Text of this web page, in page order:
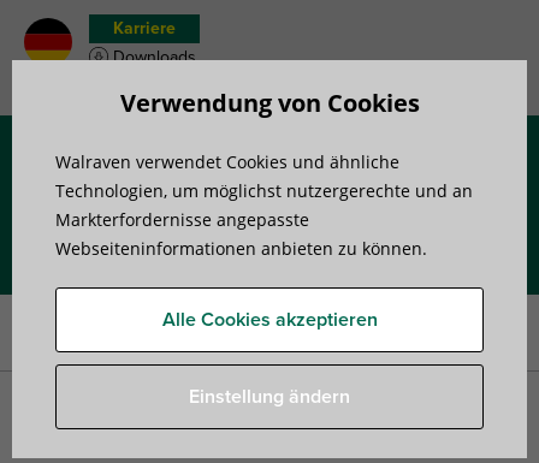
Karriere
Downloads
Yeti® 335 Gelenkaufsatz (BUP)
Walraven Yeti® 335
Verwendung von Cookies
Walraven verwendet Cookies und ähnliche
Technologien, um möglichst nutzergerechte und an
Markterfordernisse angepasste
Webseiteninformationen anbieten zu können.
Alle Cookies akzeptieren
Einstellung ändern